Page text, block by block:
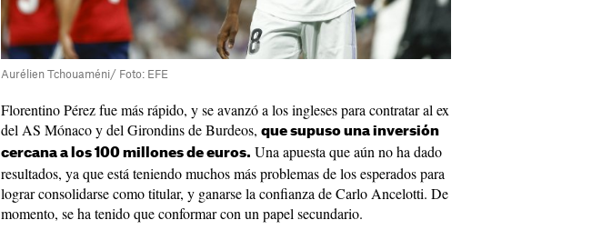
Aurélien Tchouaméni/ Foto: EFE
Florentino Pérez fue más rápido, y se avanzó a los ingleses para contratar al ex
del AS Mónaco y del Girondins de Burdeos, que supuso una inversión
cercana a los 100 millones de euros. Una apuesta que aún no ha dado
resultados, ya que está teniendo muchos más problemas de los esperados para
lograr consolidarse como titular, y ganarse la confianza de Carlo Ancelotti. De
momento, se ha tenido que conformar con un papel secundario.